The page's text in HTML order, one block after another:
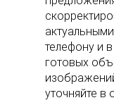
телефону и
готовых
уточняйте в